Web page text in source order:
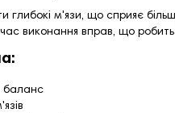
глибокі м'язи, що сприяє
виконання вправ, що
баланс